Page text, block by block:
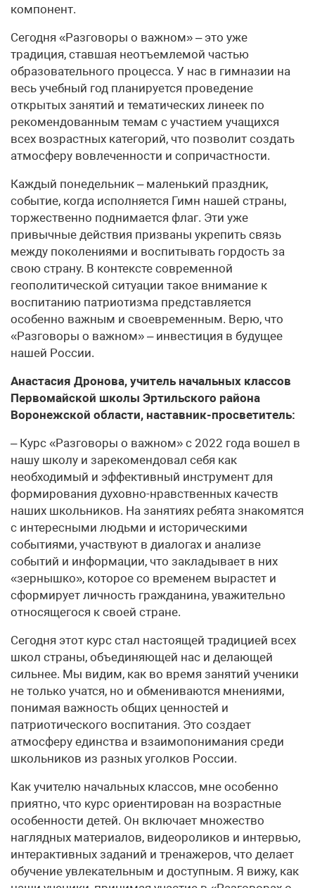
компонент.
Сегодня «Разговоры о важном» – это уже
традиция, ставшая неотъемлемой частью
образовательного процесса. У нас в гимназии на
весь учебный год планируется проведение
открытых занятий и тематических линеек по
рекомендованным темам с участием учащихся
всех возрастных категорий, что позволит создать
атмосферу вовлеченности и сопричастности.
Каждый понедельник – маленький праздник,
событие, когда исполняется Гимн нашей страны,
торжественно поднимается флаг. Эти уже
привычные действия призваны укрепить связь
между поколениями и воспитывать гордость за
свою страну. В контексте современной
геополитической ситуации такое внимание к
воспитанию патриотизма представляется
особенно важным и своевременным. Верю, что
«Разговоры о важном» – инвестиция в будущее
нашей России.
Анастасия Дронова, учитель начальных классов
Первомайской школы Эртильского района
Воронежской области, наставник-просветитель:
– Курс «Разговоры о важном» с 2022 года вошел в
нашу школу и зарекомендовал себя как
необходимый и эффективный инструмент для
формирования духовно-нравственных качеств
наших школьников. На занятиях ребята знакомятся
с интересными людьми и историческими
событиями, участвуют в диалогах и анализе
событий и информации, что закладывает в них
«зернышко», которое со временем вырастет и
сформирует личность гражданина, уважительно
относящегося к своей стране.
Сегодня этот курс стал настоящей традицией всех
школ страны, объединяющей нас и делающей
сильнее. Мы видим, как во время занятий ученики
не только учатся, но и обмениваются мнениями,
понимая важность общих ценностей и
патриотического воспитания. Это создает
атмосферу единства и взаимопонимания среди
школьников из разных уголков России.
Как учителю начальных классов, мне особенно
приятно, что курс ориентирован на возрастные
особенности детей. Он включает множество
наглядных материалов, видеороликов и интервью,
интерактивных заданий и тренажеров, что делает
обучение увлекательным и доступным. Я вижу, как